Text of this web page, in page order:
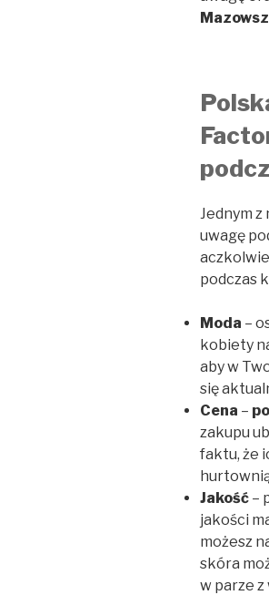
Jednym
uwagę
podczas
Moda –
kobiety
aby w
się
Cena –
zakupu
faktu, że
Jakość –
jakości
możesz
skóra
w parze